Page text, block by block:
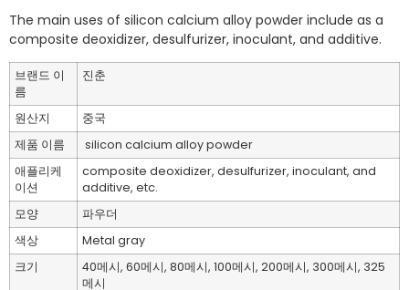
The main uses of silicon calcium alloy powder include as a
composite deoxidizer, desulfurizer, inoculant, and additive. ‌
브랜드 이
름
진춘
원산지
중국
제품 이름
silicon calcium alloy powder
애플리케
이션
composite deoxidizer, desulfurizer, inoculant, and
additive, etc.
모양
파우더
색상
Metal gray
크기
40메시, 60메시, 80메시, 100메시, 200메시, 300메시, 325
메시